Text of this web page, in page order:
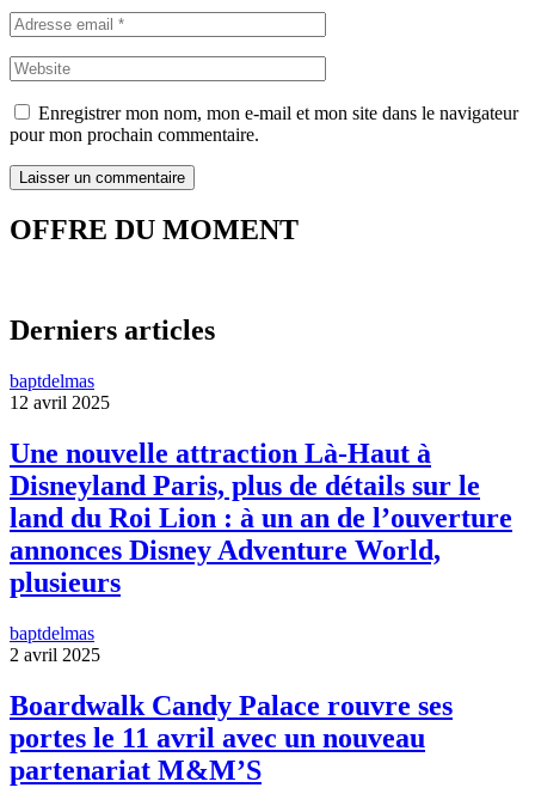
Enregistrer mon nom, mon e-mail et mon site dans le navigateur
pour mon prochain commentaire.
OFFRE DU MOMENT
Derniers articles
baptdelmas
12 avril 2025
Une nouvelle attraction Là-Haut à
Disneyland Paris, plus de détails sur le
land du Roi Lion : à un an de l’ouverture
annonces Disney Adventure World,
plusieurs
baptdelmas
2 avril 2025
Boardwalk Candy Palace rouvre ses
portes le 11 avril avec un nouveau
partenariat M&M’S